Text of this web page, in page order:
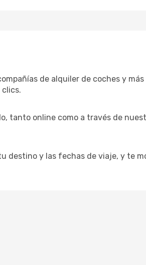
de alquiler de coches y
tanto online como a través de
destino y las fechas de viaje, y te